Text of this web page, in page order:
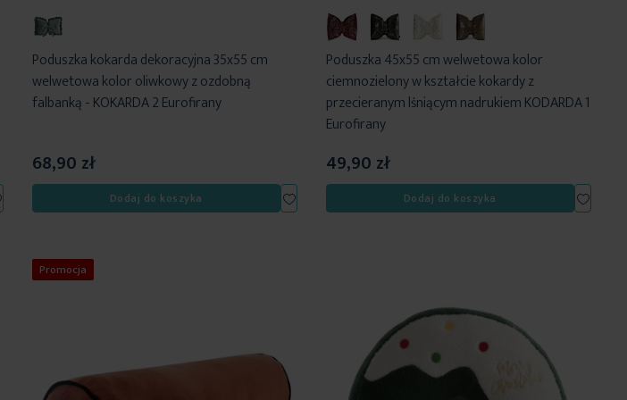
Dodaj
do
Poduszka kokarda dekoracyjna 35x55 cm
welwetowa kolor oliwkowy z ozdobną
falbanką - KOKARDA 2 Eurofirany
68,90 zł
Dodaj do koszyka
Dodaj
do
Poduszka 45x55 cm welwetowa kolor
ciemnozielony w kształcie kokardy z
przecieranym lśniącym nadrukiem KODARDA 1
Eurofirany
49,90 zł
Dodaj do koszyka
Dodaj
do
Promocja